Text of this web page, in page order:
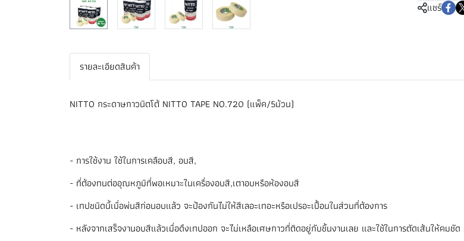
แชร์
รายละเอียดสินค้า
NITTO กระดาษกาวนิตโต้ NITTO TAPE NO.720 (แพ็ค/5ม้วน)
- การใช้งาน ใช้ในการเคลือบสี, อบสี,
- ที่ต้องทนต่ออุณหภูมิที่พอเหมาะในเครื่องอบสี,เตาอบหรือห้องอบสี
- เทปชนิดนี้เมื่อพ่นสีก่อนอบแล้ว จะป้องกันไม่ให้สีเลอะเทอะหรือเปรอะเปื้อนในส่วนที่ต้องการ
- หลังจากเสร็จงานอบสีแล้วเมื่อดึงเทปออก จะไม่เหลือเศษกาวที่ติดอยู่กับชิ้นงานเลย และใช้ในการตัดเส้นให้คมชัด